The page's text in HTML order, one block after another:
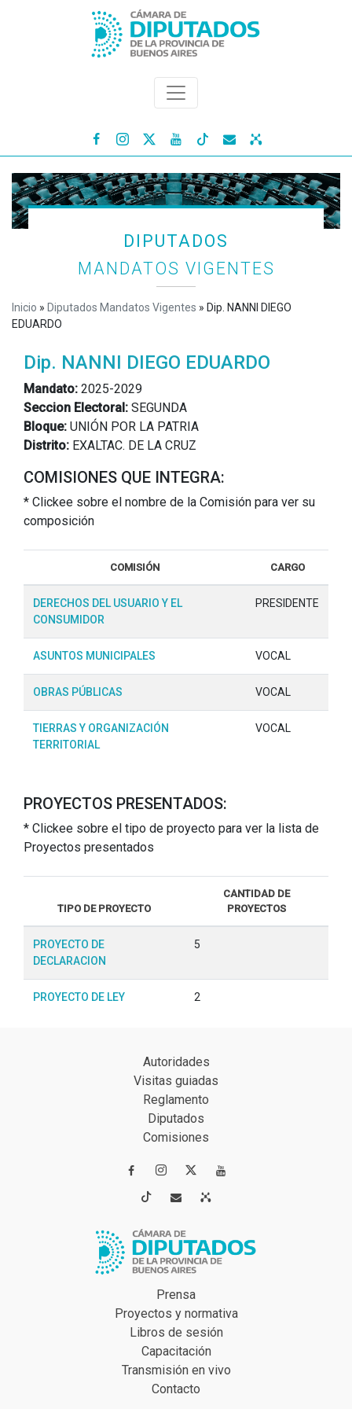
   
DIPUTADOS
MANDATOS VIGENTES
Inicio » Diputados Mandatos Vigentes » Dip. NANNI DIEGO
EDUARDO
Dip. NANNI DIEGO EDUARDO
Mandato: 2025-2029
Seccion Electoral: SEGUNDA
Bloque: UNIÓN POR LA PATRIA
Distrito: EXALTAC. DE LA CRUZ
COMISIONES QUE INTEGRA:
* Clickee sobre el nombre de la Comisión para ver su
composición
COMISIÓN CARGO
DERECHOS DEL USUARIO Y EL
CONSUMIDOR
PRESIDENTE
ASUNTOS MUNICIPALES VOCAL
OBRAS PÚBLICAS VOCAL
TIERRAS Y ORGANIZACIÓN
TERRITORIAL
VOCAL
PROYECTOS PRESENTADOS:
* Clickee sobre el tipo de proyecto para ver la lista de
Proyectos presentados
TIPO DE PROYECTO
CANTIDAD DE
PROYECTOS
PROYECTO DE
DECLARACION
5
PROYECTO DE LEY 2
Autoridades
Visitas guiadas
Reglamento
Diputados
Comisiones
 
 
Prensa
Proyectos y normativa
Libros de sesión
Capacitación
Transmisión en vivo
Contacto